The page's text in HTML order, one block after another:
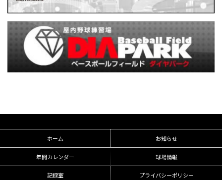
ホーム お知らせ
年間カレンダー 球場情報
記録室 プライバシーポリシー